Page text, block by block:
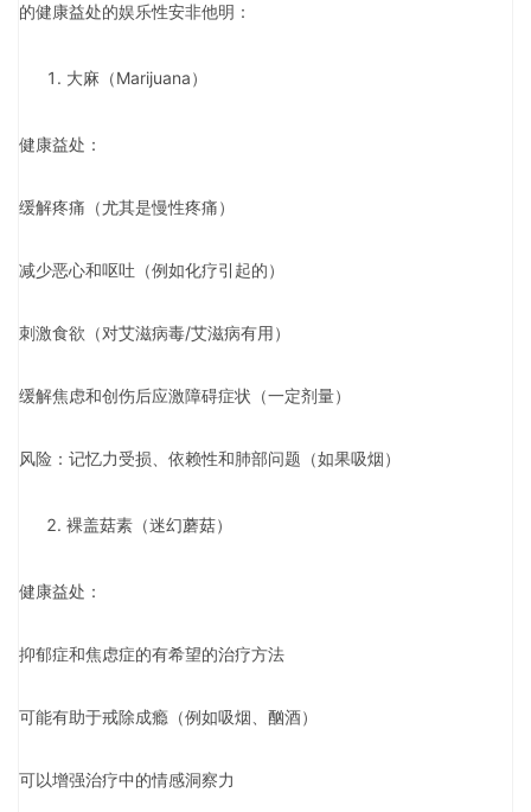
的健康益处的娱乐性安非他明：
大麻（Marijuana）
健康益处：
缓解疼痛（尤其是慢性疼痛）
减少恶心和呕吐（例如化疗引起的）
刺激食欲（对艾滋病毒/艾滋病有用）
缓解焦虑和创伤后应激障碍症状（一定剂量）
风险：记忆力受损、依赖性和肺部问题（如果吸烟）
裸盖菇素（迷幻蘑菇）
健康益处：
抑郁症和焦虑症的有希望的治疗方法
可能有助于戒除成瘾（例如吸烟、酗酒）
可以增强治疗中的情感洞察力